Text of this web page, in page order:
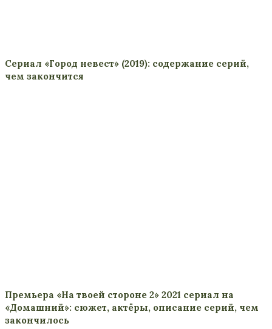
Сериал «Город невест» (2019): содержание серий,
чем закончится
Премьера «На твоей стороне 2» 2021 сериал на
«Домашний»: сюжет, актёры, описание серий, чем
закончилось